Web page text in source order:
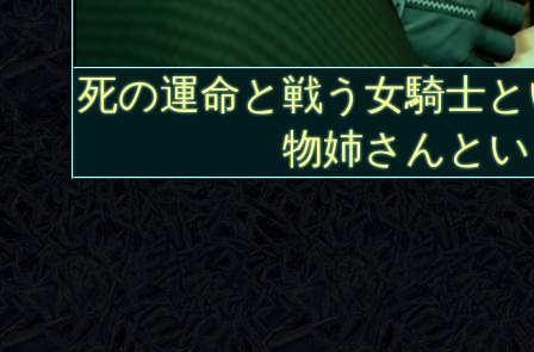
死の運命と戦う女騎士
物姉さんと